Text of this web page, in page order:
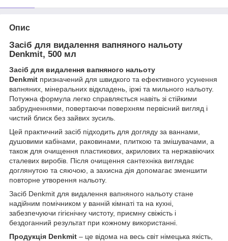
Опис
Засіб для видалення вапняного нальоту
Denkmit, 500 мл
Засіб для видалення вапняного нальоту
Denkmit призначений для швидкого та ефективного усунення
вапняних, мінеральних відкладень, іржі та мильного нальоту.
Потужна формула легко справляється навіть зі стійкими
забрудненнями, повертаючи поверхням первісний вигляд і
чистий блиск без зайвих зусиль.
Цей практичний засіб підходить для догляду за ваннами,
душовими кабінами, раковинами, плиткою та змішувачами, а
також для очищення пластикових, акрилових та нержавіючих
сталевих виробів. Після очищення сантехніка виглядає
доглянутою та сяючою, а захисна дія допомагає зменшити
повторне утворення нальоту.
Засіб Denkmit для видалення вапняного нальоту стане
надійним помічником у ванній кімнаті та на кухні,
забезпечуючи гігієнічну чистоту, приємну свіжість і
бездоганний результат при кожному використанні.
Продукція Denkmit – це відома на весь світ німецька якість,